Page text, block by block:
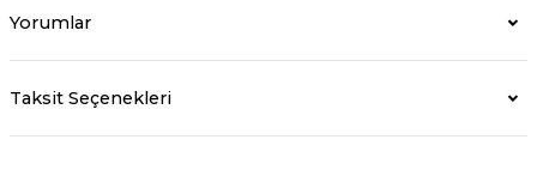
Yorumlar
Taksit Seçenekleri